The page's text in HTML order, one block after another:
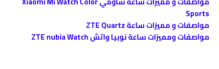
Sports
مواصفات و مميزات ساعة ZTE Quartz
مواصفات ومميزات ساعة نوبيا واتش ZTE nubia Watch